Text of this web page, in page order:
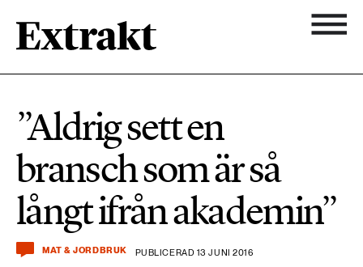
Biologisk mångfald
Hållbara städer
Industri & Energi
Kemikalier
Nyhetsbrev
Om Extrakt
900 ARTIKLAR
584 ARTIKLAR
Hållbara städer
473 ARTIKLAR
Industri & Energi
”Aldrig sett en
bransch som är så
långt ifrån akademin”
MAT & JORDBRUK PUBLICERAD 13 JUNI 2016